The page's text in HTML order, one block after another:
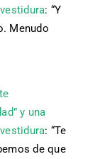
: “Y
Menudo
y una
: “Te
de que